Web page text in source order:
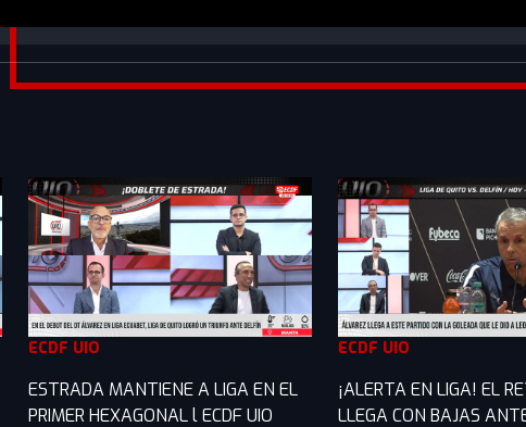
ECDF UIO
ESTRADA MANTIENE A LIGA EN EL
PRIMER HEXAGONAL l ECDF UIO
ECDF UIO
¡ALERTA EN LIGA! EL
LLEGA CON BAJAS